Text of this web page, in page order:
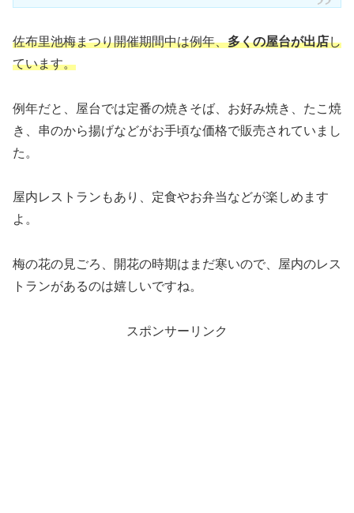
佐布里池梅まつり開催期間中は例年、多くの屋台が出店し
ています。
例年だと、屋台では定番の焼きそば、お好み焼き、たこ焼
き、串のから揚げなどがお手頃な価格で販売されていまし
た。
屋内レストランもあり、定食やお弁当などが楽しめます
よ。
梅の花の見ごろ、開花の時期はまだ寒いので、屋内のレス
トランがあるのは嬉しいですね。
スポンサーリンク